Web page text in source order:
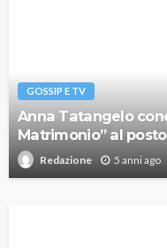
GOSSIP E TV
Anna Tatangelo
Matrimonio” al
Redazione 5 anni ago